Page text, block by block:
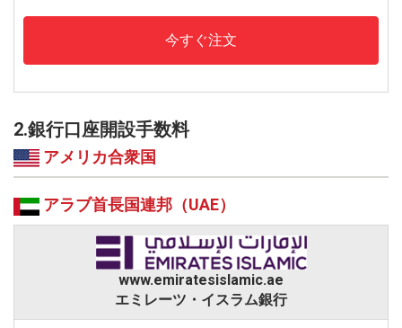
今すぐ注文
2.銀行口座開設手数料
アメリカ合衆国
アラブ首長国連邦（UAE）
www.emiratesislamic.ae
エミレーツ・イスラム銀行